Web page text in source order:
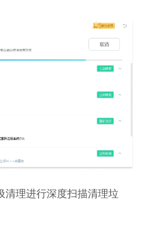
清理进行深度扫描清理垃